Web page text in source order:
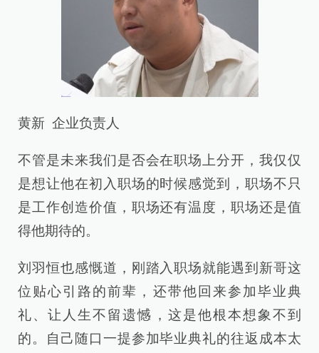
黄新 企业负责人
不管是未来我们是否会在职场上分开，我仅仅
是想让他在初入职场的时候感觉到，职场不只
是工作创造价值，职场还有温度，职场还是值
得他期待的。
刘羽恒也感慨道，刚踏入职场就能遇到新哥这
位贴心引路的前辈，还带他回来参加毕业典
礼、让人生不留遗憾，这是他根本想象不到
的。自己随口一提参加毕业典礼的往返成本太